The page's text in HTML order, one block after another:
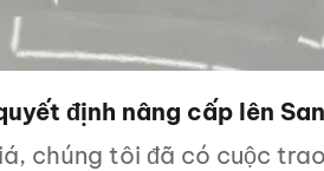
định nâng cấp lên
chúng tôi đã có cuộc